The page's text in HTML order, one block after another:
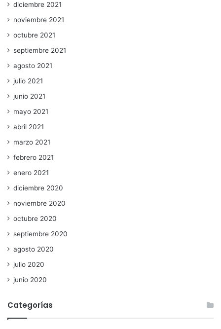
diciembre 2021
noviembre 2021
octubre 2021
septiembre 2021
agosto 2021
julio 2021
junio 2021
mayo 2021
abril 2021
marzo 2021
febrero 2021
enero 2021
diciembre 2020
noviembre 2020
octubre 2020
septiembre 2020
agosto 2020
julio 2020
junio 2020
Categorías